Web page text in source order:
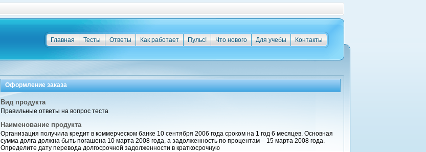
Контакты
Для учебы
Что нового
Пульс!
Как работает
Ответы
Тесты
Главная
Оформление заказа
Вид продукта
Правильные ответы на вопрос теста
Наименование продукта
Организация получила кредит в коммерческом банке 10 сентября 2006 года сроком на 1 год 6 месяцев. Основная
сумма долга должна быть погашена 10 марта 2008 года, а задолженность по процентам – 15 марта 2008 года.
Определите дату перевода долгосрочной задолженности в краткосрочную